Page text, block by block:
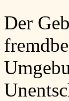
Der